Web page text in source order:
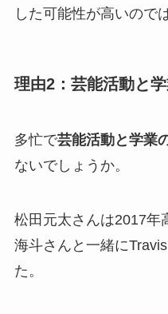
した可能性が高いので
理由2：芸能活動と
多忙で芸能活動と学業
ないでしょうか。
松田元太さんは2017年
海斗さんと一緒に
た。